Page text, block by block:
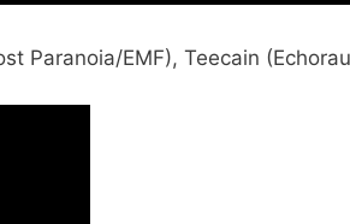
Paranoia/EMF), Teecain